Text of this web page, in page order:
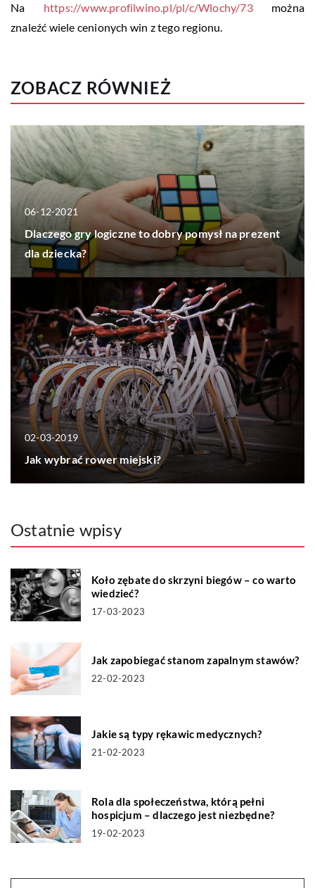
Na https://www.profilwino.pl/pl/c/Wlochy/73można
znaleźć wiele cenionych win z tego regionu.
ZOBACZ RÓWNIEŻ
06-12-2021
Dlaczego gry logiczne to dobry pomysł na prezent
dla dziecka?
02-03-2019
Jak wybrać rower miejski?
Ostatnie wpisy
Koło zębate do skrzyni biegów – co warto
wiedzieć?
17-03-2023
Jak zapobiegać stanom zapalnym stawów?
22-02-2023
Jakie są typy rękawic medycznych?
21-02-2023
Rola dla społeczeństwa, którą pełni
hospicjum – dlaczego jest niezbędne?
19-02-2023